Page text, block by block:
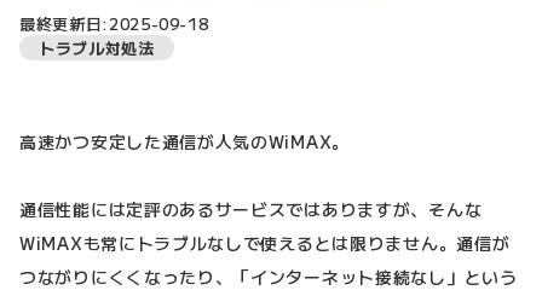
最終更新日:2025-09-18
トラブル対処法
高速かつ安定した通信が人気のWiMAX。
通信性能には定評のあるサービスではありますが、そんな
WiMAXも常にトラブルなしで使えるとは限りません。通信が
つながりにくくなったり、「インターネット接続なし」という